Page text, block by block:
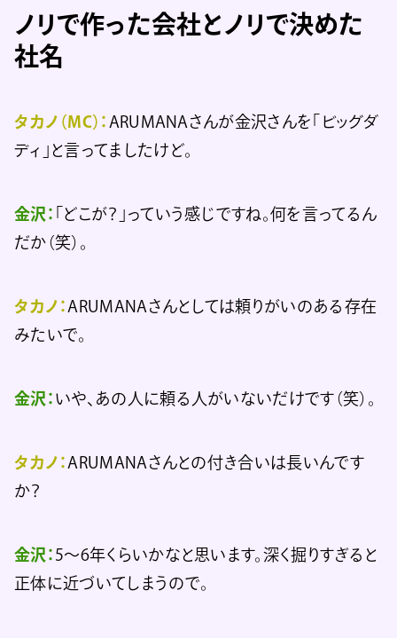
ノリで作った会社とノリで決めた
社名
タカノ（MC）： ARUMANAさんが金沢さんを「ビッグダ
ディ」と言ってましたけど。
金沢：
「どこが？」っていう感じですね。何を言ってるん
だか（笑）。
タカノ： ARUMANAさんとしては頼りがいのある存在
みたいで。
金沢： いや、あの人に頼る人がいないだけです（笑）。
タカノ： ARUMANAさんとの付き合いは長いんです
か？
金沢： 5〜6年くらいかなと思います。深く掘りすぎると
正体に近づいてしまうので。